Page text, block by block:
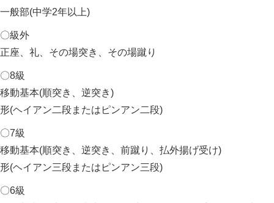
一般部(中学2年以上)
〇級外
正座、礼、その場突き、その場蹴り
〇8級
移動基本(順突き、逆突き)
形(ヘイアン二段またはピンアン二段)
〇7級
移動基本(順突き、逆突き、前蹴り、払外揚げ受け)
形(ヘイアン三段またはピンアン三段)
〇6級